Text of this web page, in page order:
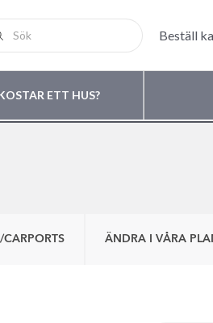
Beställ
ETT HUS?
ÄNDRA I VÅRA